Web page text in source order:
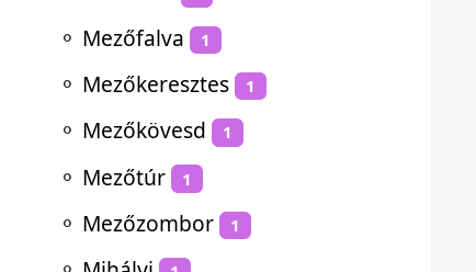
⚬ Mezőfalva 1
⚬ Mezőkeresztes 1
⚬ Mezőkövesd 1
⚬ Mezőtúr 1
⚬ Mezőzombor 1